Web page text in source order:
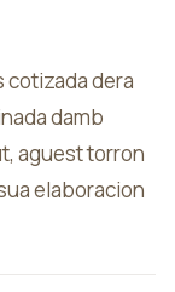
cotizada dera
damb
aguest torron
elaboracion